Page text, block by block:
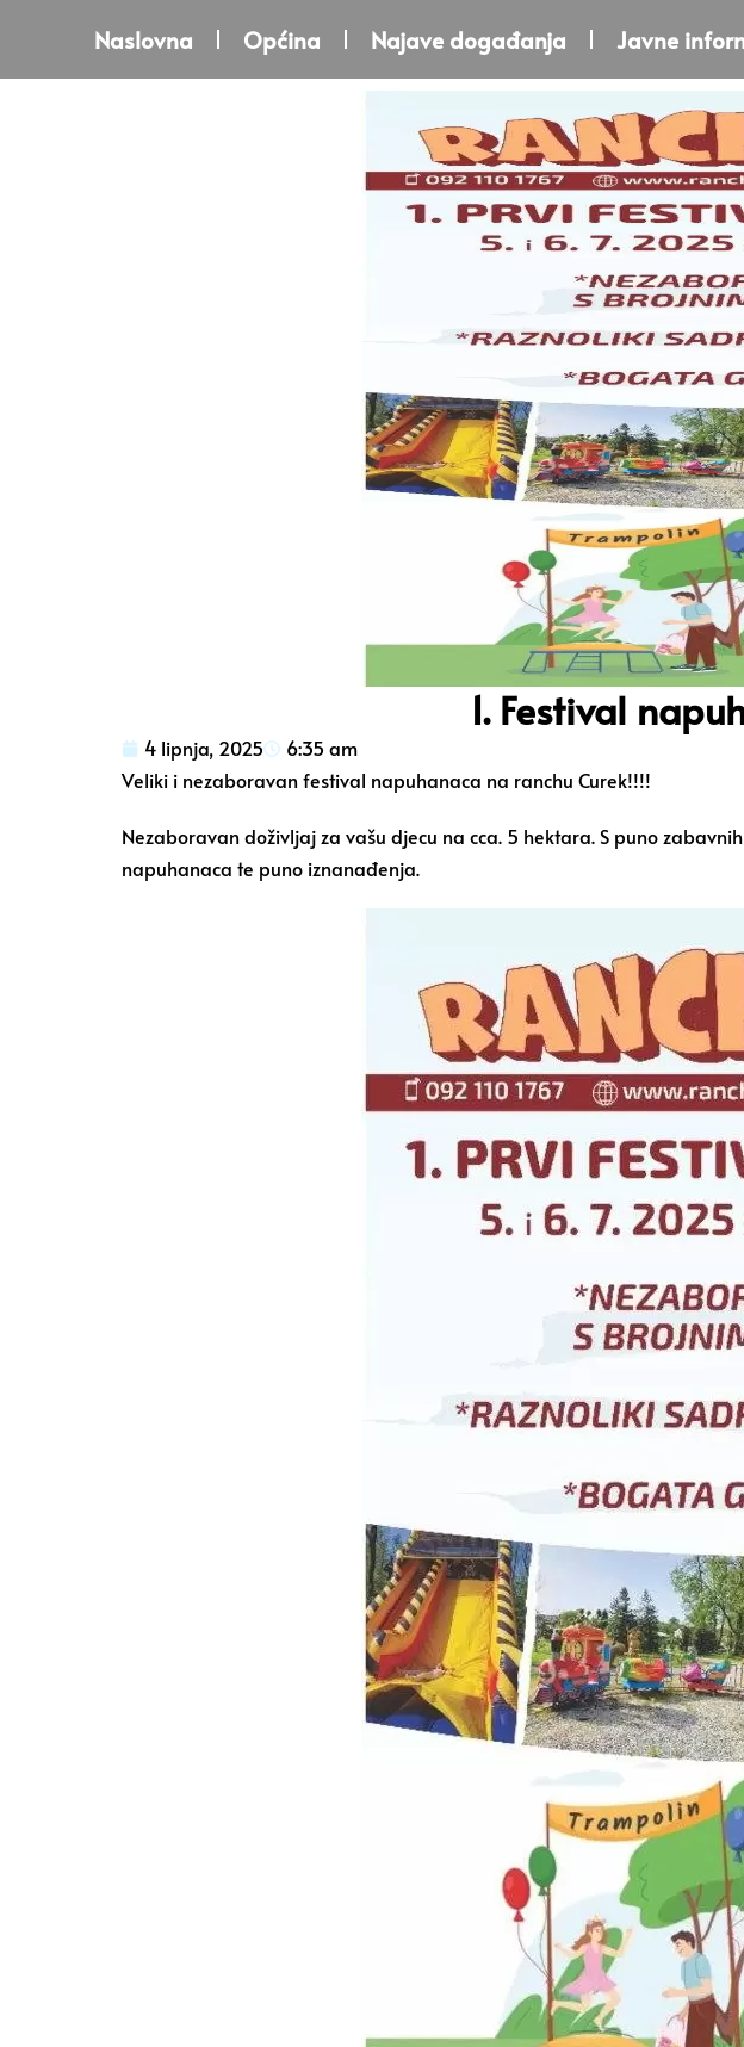
Naslovna Općina Najave događanja Javne
1. Festival
4 lipnja, 2025
6:35 am
Veliki i nezaboravan festival napuhanaca na ranchu Curek!!!!
Nezaboravan doživljaj za vašu djecu na cca. 5 hektara. S puno
napuhanaca te puno iznanađenja.